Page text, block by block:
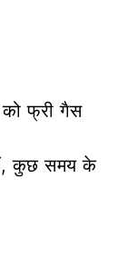
को फ्री गैस
कुछ समय के